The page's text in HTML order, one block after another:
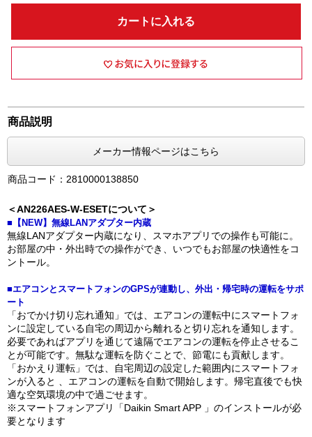
カートに入れる
商品説明
メーカー情報ページはこちら
商品コード：2810000138850
＜AN226AES-W-ESETについて＞
■【NEW】無線LANアダプター内蔵
無線LANアダプター内蔵になり、スマホアプリでの操作も可能に。
お部屋の中・外出時での操作ができ、いつでもお部屋の快適性をコ
ントール。
■エアコンとスマートフォンのGPSが連動し、外出・帰宅時の運転をサポ
ート
「おでかけ切り忘れ通知」では、エアコンの運転中にスマートフォ
ンに設定している自宅の周辺から離れると切り忘れを通知します。
必要であればアプリを通じて遠隔でエアコンの運転を停止させるこ
とが可能です。無駄な運転を防ぐことで、節電にも貢献します。
「おかえり運転」では、自宅周辺の設定した範囲内にスマートフォ
ンが入ると 、エアコンの運転を自動で開始します。帰宅直後でも快
適な空気環境の中で過ごせます。
※スマートフォンアプリ「Daikin Smart APP 」のインストールが必
要となります